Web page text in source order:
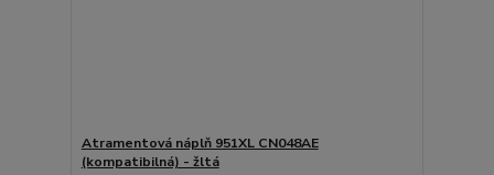
Atramentová náplň 951XL CN048AE
(kompatibilná) - žltá